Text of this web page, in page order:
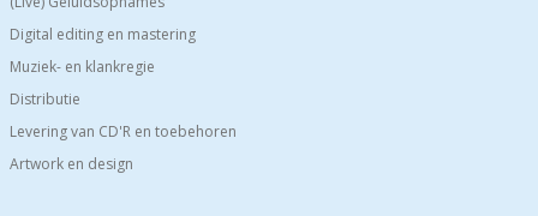
Digital editing en mastering
Muziek- en klankregie
Distributie
Levering van CD'R en toebehoren
Artwork en design